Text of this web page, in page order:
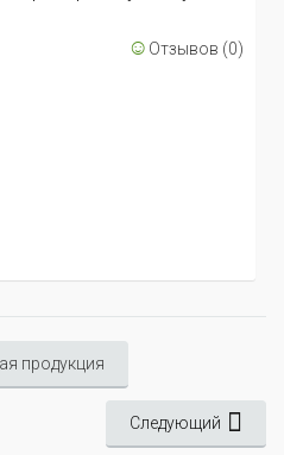
☺ Отзывов (0)
продукция
Следующий